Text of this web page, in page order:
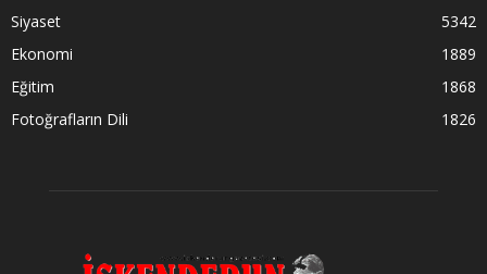
Siyaset
5342
Ekonomi
1889
Eğitim
1868
Fotoğrafların Dili
1826